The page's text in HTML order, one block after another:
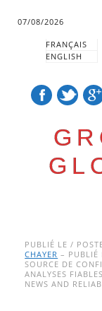
07/08/2026
FRANÇAIS
ENGLISH
Main
to
content
PUBLIÉ LE /
CHAYER – PUBLIÉ
SOURCE DE
ANALYSES
NEWS AND